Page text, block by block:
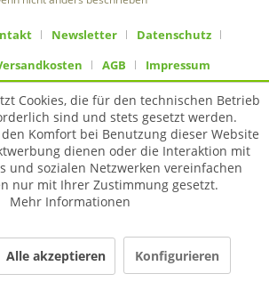
Newsletter
Datenschutz
AGB Impressum
Cookies, die für den technischen Betrieb
sind und stets gesetzt werden.
Komfort bei Benutzung dieser Website
dienen oder die Interaktion mit
und sozialen Netzwerken vereinfachen
nur mit Ihrer Zustimmung gesetzt.
Mehr Informationen
Alle akzeptieren Konfigurieren